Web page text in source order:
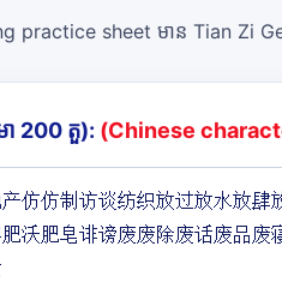
practice sheet មាន Tian Zi
ា 200 តួ): (Chinese